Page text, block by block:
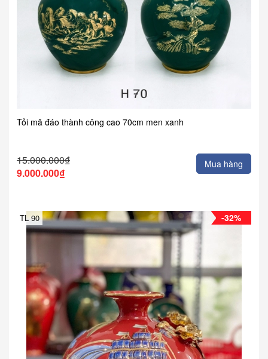
Tỏi mã đáo thành công cao 70cm men xanh
15.000.000₫
9.000.000₫
Mua hàng
-32%
TL 90